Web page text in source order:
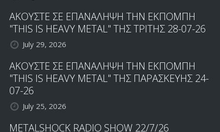
ΑΚΟΥΣΤΕ ΣΕ ΕΠΑΝΑΛΗΨΗ ΤΗΝ ΕΚΠΟΜΠΗ
"THIS IS HEAVY METAL" ΤΗΣ ΤΡΙΤΗΣ 28-07-26
July 29, 2026
ΑΚΟΥΣΤΕ ΣΕ ΕΠΑΝΑΛΗΨΗ ΤΗΝ ΕΚΠΟΜΠΗ
"THIS IS HEAVY METAL" ΤΗΣ ΠΑΡΑΣΚΕΥΗΣ 24-
07-26
July 25, 2026
METALSHOCK RADIO SHOW 22/7/26